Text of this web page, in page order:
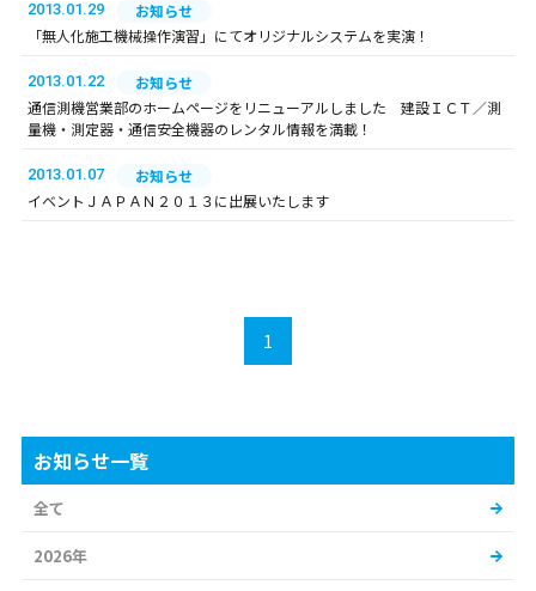
2013.01.29
お知らせ
「無人化施工機械操作演習」にてオリジナルシステムを実演！
2013.01.22
お知らせ
通信測機営業部のホームページをリニューアルしました 建設ＩＣＴ／測
量機・測定器・通信安全機器のレンタル情報を満載！
2013.01.07
お知らせ
イベントＪＡＰＡＮ２０１３に出展いたします
1
お知らせ一覧
全て
2026年